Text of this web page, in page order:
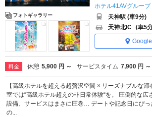
フォトギャラリー
ホテル41AVグループ
天神駅 (車9分)
天神北IC (車5
料金 休憩 5,900 円 ～ サービスタイム 7,900 円 ～
【高級ホテルを超える超贅沢空間 × リーズナブルな
室では“高級ホテル超えの非日常体験“を。 圧倒的な広
設備、サービスはまさに圧巻… デートや記念日にぴっ
の...